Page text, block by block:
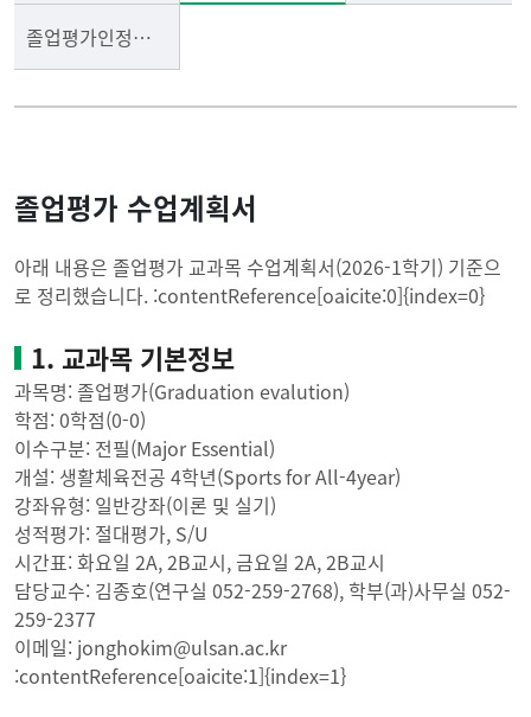
졸업평가인정점수
졸업평가 수업계획서
아래 내용은 졸업평가 교과목 수업계획서(2026-1학기) 기준으
로 정리했습니다. :contentReference[oaicite:0]{index=0}
1. 교과목 기본정보
과목명: 졸업평가(Graduation evalution)
학점: 0학점(0-0)
이수구분: 전필(Major Essential)
개설: 생활체육전공 4학년(Sports for All-4year)
강좌유형: 일반강좌(이론 및 실기)
성적평가: 절대평가, S/U
시간표: 화요일 2A, 2B교시, 금요일 2A, 2B교시
담당교수: 김종호(연구실 052-259-2768), 학부(과)사무실 052-
259-2377
이메일: jonghokim@ulsan.ac.kr
:contentReference[oaicite:1]{index=1}